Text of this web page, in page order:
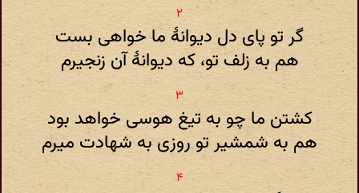
گر تو پای دل دیوانهٔ ما خواهی بست
هم به زلف تو، که دیوانهٔ آن زنجیرم
کشتن ما چو به تیغ هوسی خواهد بود
هم به شمشیر تو روزی به شهادت میرم